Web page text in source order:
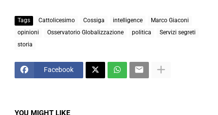
Tags Cattolicesimo Cossiga intelligence
Marco Giaconi
opinioni
Osservatorio Globalizzazione politica
Servizi segreti
storia
Facebook
YOU MIGHT LIKE